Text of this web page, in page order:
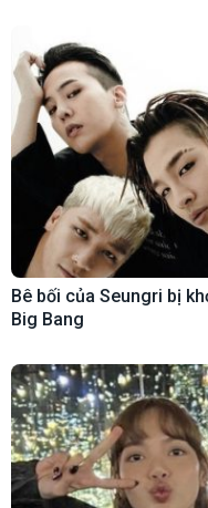
Bê bối của Seungri bị
Big Bang